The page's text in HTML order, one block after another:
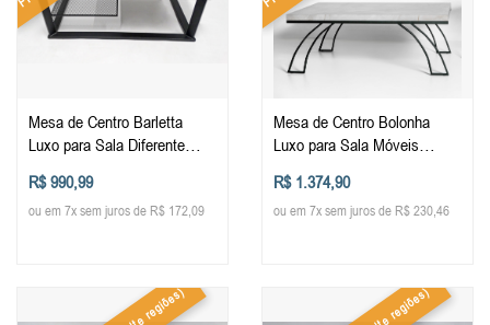
Mesa de Centro Barletta
Luxo para Sala Diferente
Estar Design
R$ 990,99
ou em 7x sem juros de R$ 172,09
Mesa de Centro Bolonha
Luxo para Sala Móveis
Design
R$ 1.374,90
ou em 7x sem juros de R$ 230,46